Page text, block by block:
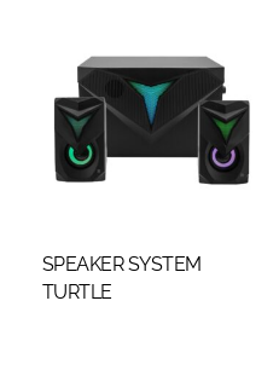
SPEAKER SYSTEM
TURTLE